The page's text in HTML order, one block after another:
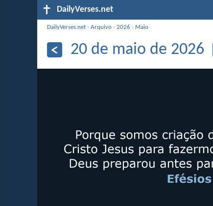
DailyVerses.net
DailyVerses.net ›Arquivo ›2026 › Maio
20 de maio de 2026